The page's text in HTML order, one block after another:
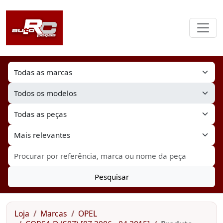
Pesquisar
Loja Marcas
OPEL